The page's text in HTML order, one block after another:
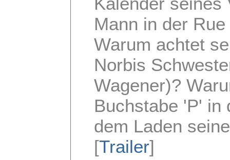
Mann in der
Warum achtet
Norbis
Wagener)?
Buchstabe 'P' in
dem Laden
[Trailer]